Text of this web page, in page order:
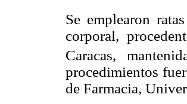
Se emplearon
corporal,
Caracas,
procedimientos
de Farmacia,